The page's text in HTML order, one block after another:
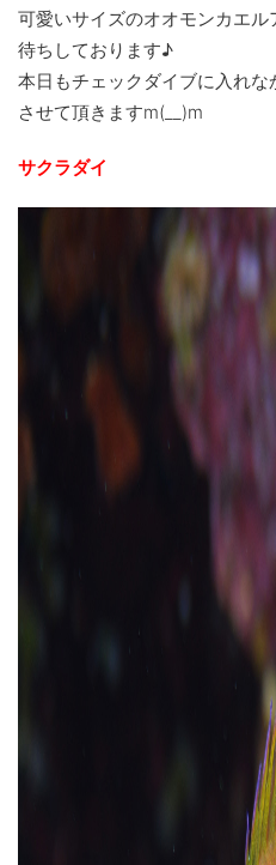
可愛いサイズのオオモンカエ
待ちしております♪
本日もチェックダイブに入れ
させて頂きますm(__)m
サクラダイ